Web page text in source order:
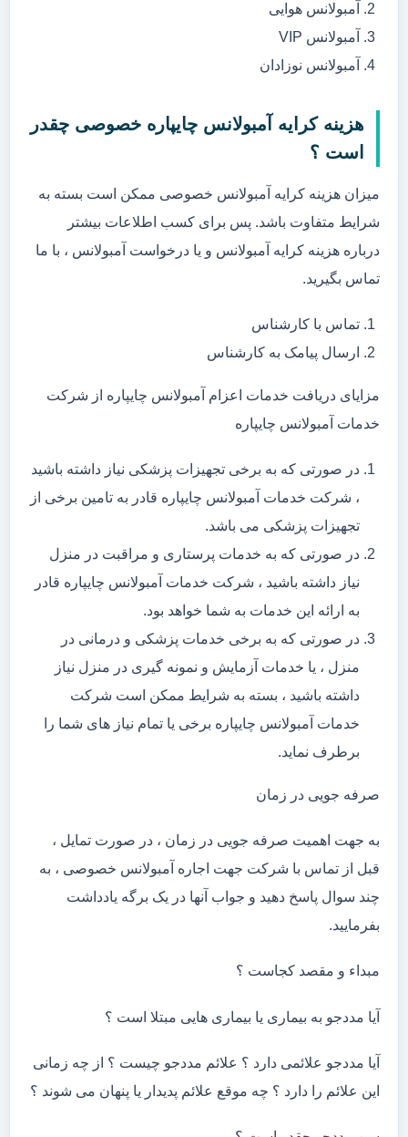
آمبولانس هوایی
آمبولانس VIP
آمبولانس نوزادان
هزینه کرایه آمبولانس چایپاره خصوصی چقدر
است ؟
میزان هزینه کرایه آمبولانس خصوصی ممکن است بسته به
شرایط متفاوت باشد. پس برای کسب اطلاعات بیشتر
درباره هزینه کرایه آمبولانس و یا درخواست آمبولانس ، با ما
تماس بگیرید.
تماس با کارشناس
ارسال پیامک به کارشناس
مزایای دریافت خدمات اعزام آمبولانس چایپاره از شرکت
خدمات آمبولانس چایپاره
در صورتی که به برخی تجهیزات پزشکی نیاز داشته باشید
، شرکت خدمات آمبولانس چایپاره قادر به تامین برخی از
تجهیزات پزشکی می باشد.
در صورتی که به خدمات پرستاری و مراقبت در منزل
نیاز داشته باشید ، شرکت خدمات آمبولانس چایپاره قادر
به ارائه این خدمات به شما خواهد بود.
در صورتی که به برخی خدمات پزشکی و درمانی در
منزل ، یا خدمات آزمایش و نمونه گیری در منزل نیاز
داشته باشید ، بسته به شرایط ممکن است شرکت
خدمات آمبولانس چایپاره برخی یا تمام نیاز های شما را
برطرف نماید.
صرفه جویی در زمان
به جهت اهمیت صرفه جویی در زمان ، در صورت تمایل ،
قبل از تماس با شرکت جهت اجاره آمبولانس خصوصی ، به
چند سوال پاسخ دهید و جواب آنها در یک برگه یادداشت
بفرمایید.
مبداء و مقصد کجاست ؟
آیا مددجو به بیماری یا بیماری هایی مبتلا است ؟
آیا مددجو علائمی دارد ؟ علائم مددجو چیست ؟ از چه زمانی
این علائم را دارد ؟ چه موقع علائم پدیدار یا پنهان می شوند ؟